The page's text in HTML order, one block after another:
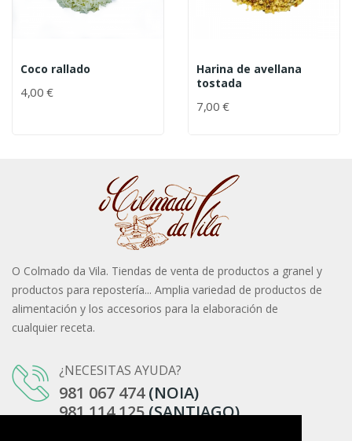
Coco rallado
4,00 €
Harina de avellana
tostada
7,00 €
O Colmado da Vila. Tiendas de venta de productos a granel y
productos para repostería... Amplia variedad de productos de
alimentación y los accesorios para la elaboración de
cualquier receta.
¿NECESITAS AYUDA?
981 067 474(NOIA)
981 114 125(SANTIAGO)